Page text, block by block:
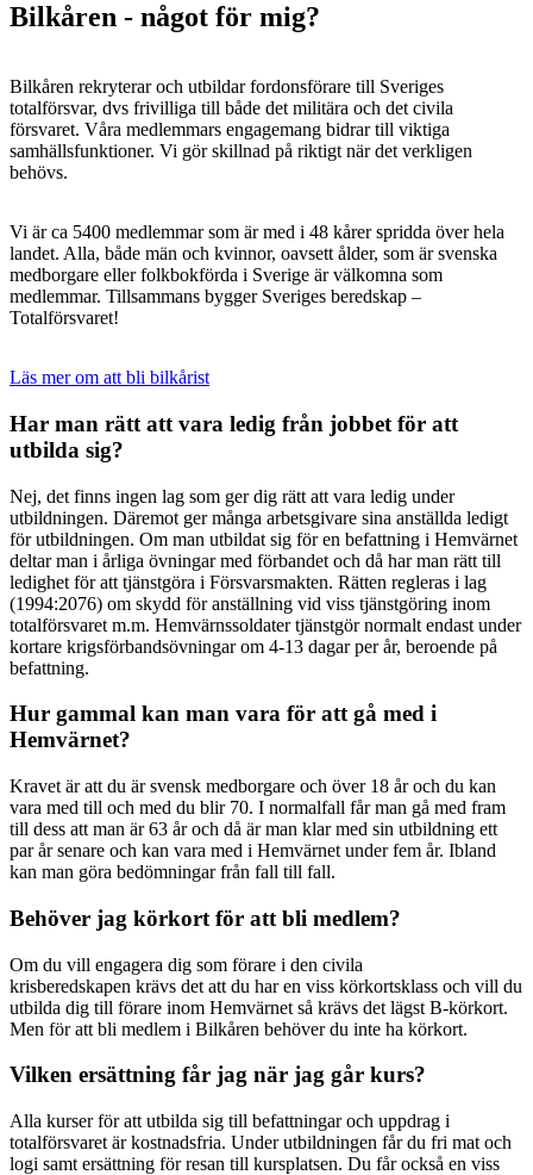
Bilkåren - något för mig?
Bilkåren rekryterar och utbildar fordonsförare till Sveriges
totalförsvar, dvs frivilliga till både det militära och det civila
försvaret. Våra medlemmars engagemang bidrar till viktiga
samhällsfunktioner. Vi gör skillnad på riktigt när det verkligen
behövs.
Vi är ca 5400 medlemmar som är med i 48 kårer spridda över hela
landet. Alla, både män och kvinnor, oavsett ålder, som är svenska
medborgare eller folkbokförda i Sverige är välkomna som
medlemmar. Tillsammans bygger Sveriges beredskap –
Totalförsvaret!
Läs mer om att bli bilkårist
Har man rätt att vara ledig från jobbet för att
utbilda sig?
Nej, det finns ingen lag som ger dig rätt att vara ledig under
utbildningen. Däremot ger många arbetsgivare sina anställda ledigt
för utbildningen. Om man utbildat sig för en befattning i Hemvärnet
deltar man i årliga övningar med förbandet och då har man rätt till
ledighet för att tjänstgöra i Försvarsmakten. Rätten regleras i lag
(1994:2076) om skydd för anställning vid viss tjänstgöring inom
totalförsvaret m.m. Hemvärnssoldater tjänstgör normalt endast under
kortare krigsförbandsövningar om 4-13 dagar per år, beroende på
befattning.
Hur gammal kan man vara för att gå med i
Hemvärnet?
Kravet är att du är svensk medborgare och över 18 år och du kan
vara med till och med du blir 70. I normalfall får man gå med fram
till dess att man är 63 år och då är man klar med sin utbildning ett
par år senare och kan vara med i Hemvärnet under fem år. Ibland
kan man göra bedömningar från fall till fall.
Behöver jag körkort för att bli medlem?
Om du vill engagera dig som förare i den civila
krisberedskapen krävs det att du har en viss körkortsklass och vill du
utbilda dig till förare inom Hemvärnet så krävs det lägst B-körkort.
Men för att bli medlem i Bilkåren behöver du inte ha körkort.
Vilken ersättning får jag när jag går kurs?
Alla kurser för att utbilda sig till befattningar och uppdrag i
totalförsvaret är kostnadsfria. Under utbildningen får du fri mat och
logi samt ersättning för resan till kursplatsen. Du får också en viss